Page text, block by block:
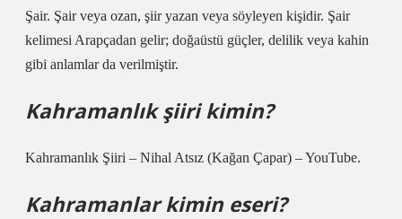
Şair. Şair veya ozan, şiir yazan veya söyleyen kişidir. Şair
kelimesi Arapçadan gelir; doğaüstü güçler, delilik veya kahin
gibi anlamlar da verilmiştir.
Kahramanlık şiiri kimin?
Kahramanlık Şiiri – Nihal Atsız (Kağan Çapar) – YouTube.
Kahramanlar kimin eseri?